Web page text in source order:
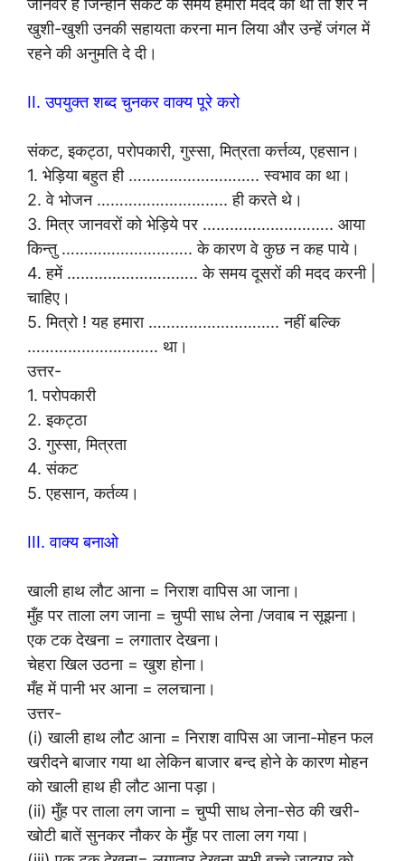
जानवर हैं जिन्होंने संकट के समय हमारी मदद की थी तो शेर ने
खुशी-खुशी उनकी सहायता करना मान लिया और उन्हें जंगल में
रहने की अनुमति दे दी।
II. उपयुक्त शब्द चुनकर वाक्य पूरे करो
संकट, इकट्ठा, परोपकारी, गुस्सा, मित्रता कर्त्तव्य, एहसान।
1. भेड़िया बहुत ही ……………………….. स्वभाव का था।
2. वे भोजन ……………………….. ही करते थे।
3. मित्र जानवरों को भेड़िये पर ……………………….. आया
किन्तु ……………………….. के कारण वे कुछ न कह पाये।
4. हमें ……………………….. के समय दूसरों की मदद करनी |
चाहिए।
5. मित्रो ! यह हमारा ……………………….. नहीं बल्कि
……………………….. था।
उत्तर-
1. परोपकारी
2. इकट्ठा
3. गुस्सा, मित्रता
4. संकट
5. एहसान, कर्तव्य।
III. वाक्य बनाओ
खाली हाथ लौट आना = निराश वापिस आ जाना।
मुँह पर ताला लग जाना = चुप्पी साध लेना /जवाब न सूझना।
एक टक देखना = लगातार देखना।
चेहरा खिल उठना = खुश होना।
मँह में पानी भर आना = ललचाना।
उत्तर-
(i) खाली हाथ लौट आना = निराश वापिस आ जाना-मोहन फल
खरीदने बाजार गया था लेकिन बाजार बन्द होने के कारण मोहन
को खाली हाथ ही लौट आना पड़ा।
(ii) मुँह पर ताला लग जाना = चुप्पी साध लेना-सेठ की खरी-
खोटी बातें सुनकर नौकर के मुँह पर ताला लग गया।